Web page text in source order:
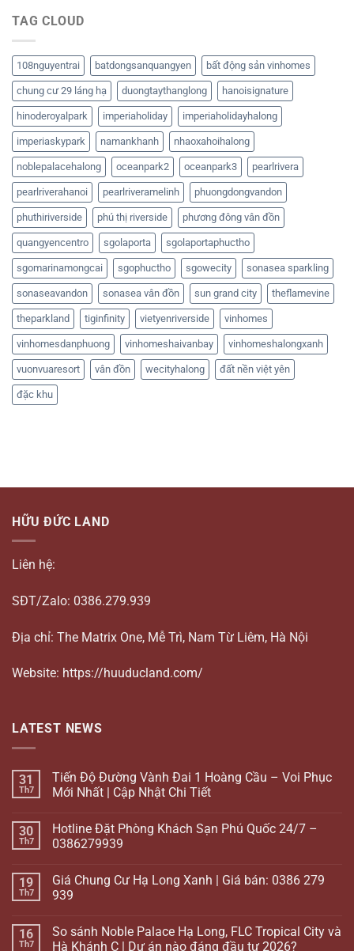
TAG CLOUD
108nguyentrai batdongsanquangyen bất động sản vinhomes
chung cư 29 láng hạ duongtaythanglong hanoisignature
hinoderoyalpark imperiaholiday imperiaholidayhalong
imperiaskypark namankhanh nhaoxahoihalong
noblepalacehalong oceanpark2 oceanpark3 pearlrivera
pearlriverahanoi pearlriveramelinh phuongdongvandon
phuthiriverside phú thị riverside phương đông vân đồn
quangyencentro sgolaporta sgolaportaphuctho
sgomarinamongcai sgophuctho sgowecity sonasea sparkling
sonaseavandon sonasea vân đồn sun grand city theflamevine
theparkland tiginfinity vietyenriverside vinhomes
vinhomesdanphuong vinhomeshaivanbay vinhomeshalongxanh
vuonvuaresort vân đồn wecityhalong đất nền việt yên
đặc khu
HỮU ĐỨC LAND
Liên hệ:
SĐT/Zalo: 0386.279.939
Địa chỉ: The Matrix One, Mễ Trì, Nam Từ Liêm, Hà Nội
Website: https://huuducland.com/
LATEST NEWS
31
Th7
Tiến Độ Đường Vành Đai 1 Hoàng Cầu – Voi Phục
Mới Nhất | Cập Nhật Chi Tiết
30
Th7
Hotline Đặt Phòng Khách Sạn Phú Quốc 24/7 –
0386279939
19
Th7
Giá Chung Cư Hạ Long Xanh | Giá bán: 0386 279
939
16
Th7
So sánh Noble Palace Hạ Long, FLC Tropical City và
Hà Khánh C | Dự án nào đáng đầu tư 2026?